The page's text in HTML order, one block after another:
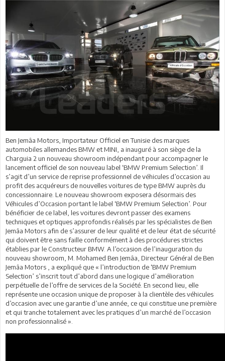
Ben Jemâa Motors, Importateur Officiel en Tunisie des marques
automobiles allemandes BMW et MINI, a inauguré à son siège de la
Charguia 2 un nouveau showroom indépendant pour accompagner le
lancement officiel de son nouveau label ‘BMW Premium Selection’. Il
s’agit d’un service de reprise professionnel de véhicules d’occasion au
profit des acquéreurs de nouvelles voitures de type BMW auprès du
concessionnaire. Le nouveau showroom exposera désormais des
Véhicules d’Occasion portant le label ‘BMW Premium Selection’. Pour
bénéficier de ce label, les voitures devront passer des examens
techniques et optiques approfondis réalisés par les spécialistes de Ben
Jemâa Motors afin de s’assurer de leur qualité et de leur état de sécurité
qui doivent être sans faille conformément à des procédures strictes
établies par le Constructeur BMW. A l’occasion de l’inauguration du
nouveau showroom, M. Mohamed Ben Jemâa, Directeur Général de Ben
Jemâa Motors , a expliqué que « l’introduction de ‘BMW Premium
Selection’ s’inscrit tout d’abord dans une logique d’amélioration
perpétuelle de l’offre de services de la Société. En second lieu, elle
représente une occasion unique de proposer à la clientèle des véhicules
d’occasion avec une garantie d’une année, ce qui constitue une première
et qui tranche totalement avec les pratiques d’un marché de l’occasion
non professionnalisé ».